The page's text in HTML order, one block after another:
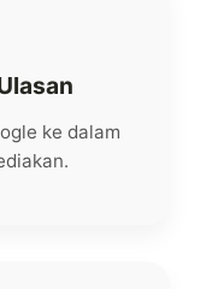
ke dalam